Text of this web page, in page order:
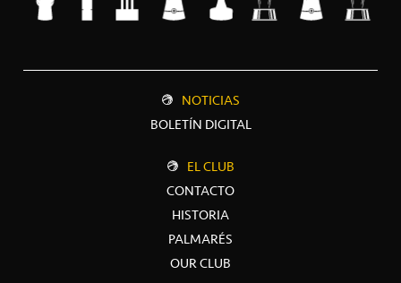
NOTICIAS
BOLETÍN DIGITAL
EL CLUB
CONTACTO
HISTORIA
PALMARÉS
OUR CLUB